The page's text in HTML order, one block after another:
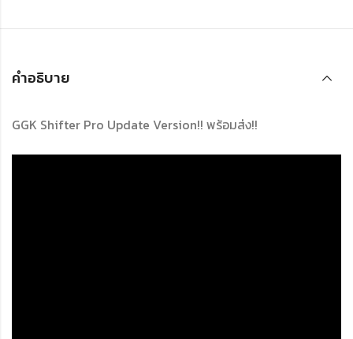
คำอธิบาย
GGK Shifter Pro Update Version!! พร้อมส่ง!!